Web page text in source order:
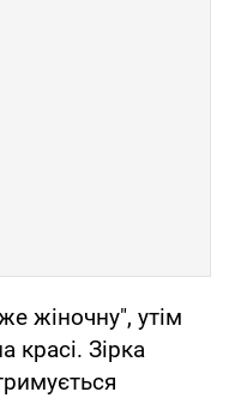
жіночну", утім
красі. Зірка